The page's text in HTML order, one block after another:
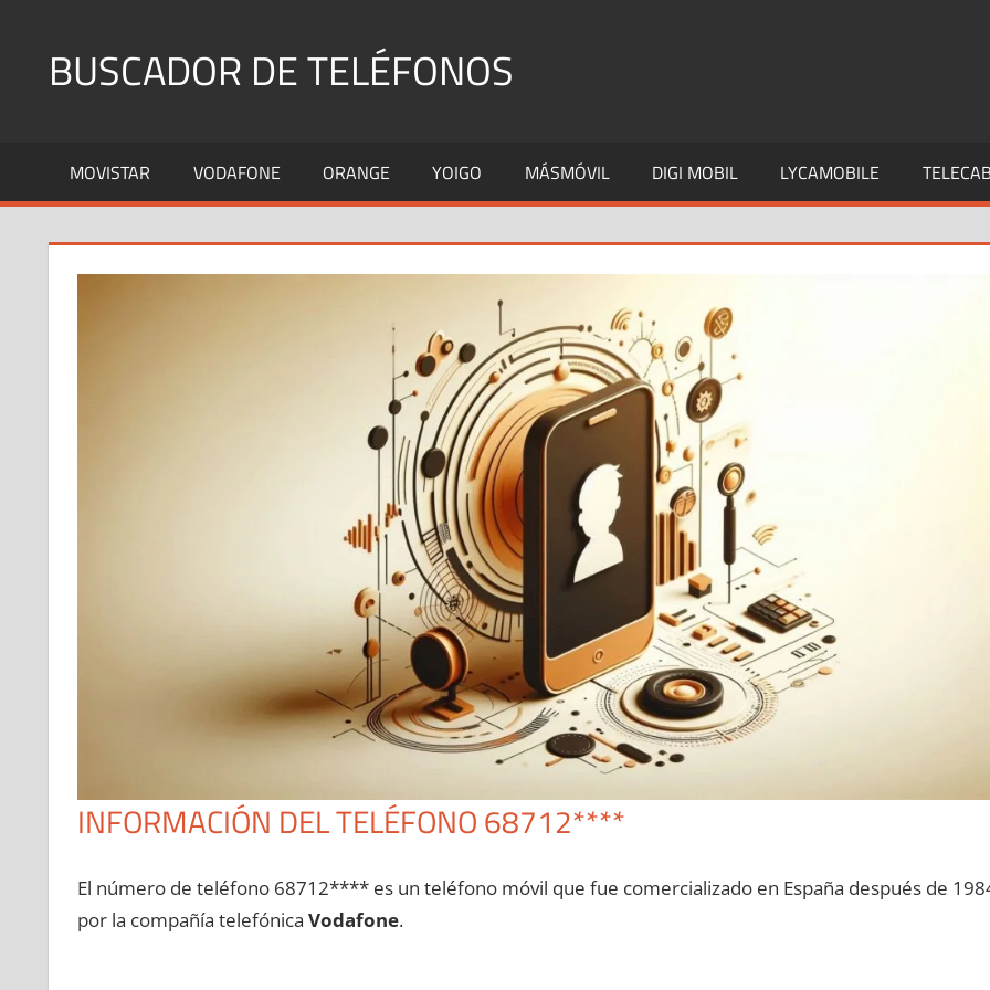
contenidoBUSCADOR DE TELÉFONOS
Fijos
y
MOVISTAR VODAFONE ORANGE YOIGO MÁSMÓVIL DIGI MOBIL LYCAMOBILE
INFORMACIÓN DEL TELÉFONO 68712****
El número dе teléfono 68712**** es un teléfono móvil quе fue comercializado en España después dе
pοr la compañía telefónica Vodafone.